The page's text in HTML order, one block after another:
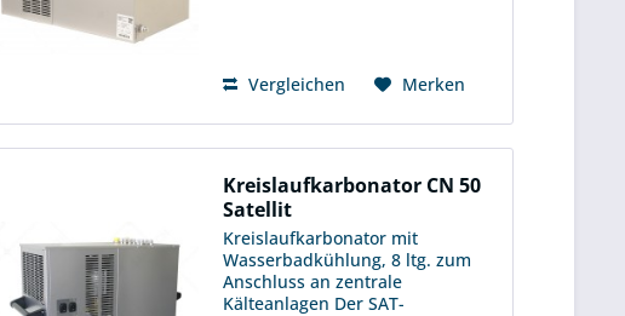
eiskaltem Wasser. Unser...
Vergleichen Merken
Kreislaufkarbonator CN 50
Satellit
Kreislaufkarbonator mit
Wasserbadkühlung, 8 ltg. zum
Anschluss an zentrale
Kälteanlagen Der SAT-